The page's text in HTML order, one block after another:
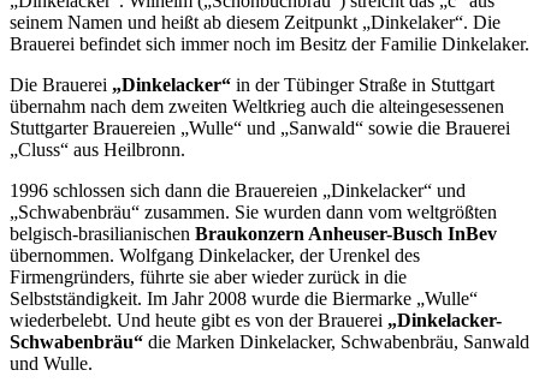
seinem Namen und heißt ab diesem Zeitpunkt „Dinkelaker“. Die
Brauerei befindet sich immer noch im Besitz der Familie Dinkelaker.
Die Brauerei „Dinkelacker“ in der Tübinger Straße in Stuttgart
übernahm nach dem zweiten Weltkrieg auch die alteingesessenen
Stuttgarter Brauereien „Wulle“ und „Sanwald“ sowie die Brauerei
„Cluss“ aus Heilbronn.
1996 schlossen sich dann die Brauereien „Dinkelacker“ und
„Schwabenbräu“ zusammen. Sie wurden dann vom weltgrößten
belgisch-brasilianischen Braukonzern Anheuser-Busch InBev
übernommen. Wolfgang Dinkelacker, der Urenkel des
Firmengründers, führte sie aber wieder zurück in die
Selbstständigkeit. Im Jahr 2008 wurde die Biermarke „Wulle“
wiederbelebt. Und heute gibt es von der Brauerei „Dinkelacker-
Schwabenbräu“ die Marken Dinkelacker, Schwabenbräu, Sanwald
und Wulle.